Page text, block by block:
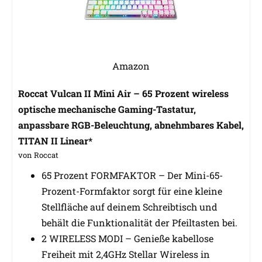
Amazon
Roccat Vulcan II Mini Air – 65 Prozent wireless
optische mechanische Gaming-Tastatur,
anpassbare RGB-Beleuchtung, abnehmbares Kabel,
TITAN II Linear*
von Roccat
65 Prozent FORMFAKTOR – Der Mini-65-
Prozent-Formfaktor sorgt für eine kleine
Stellfläche auf deinem Schreibtisch und
behält die Funktionalität der Pfeiltasten bei.
2 WIRELESS MODI – Genieße kabellose
Freiheit mit 2,4GHz Stellar Wireless in